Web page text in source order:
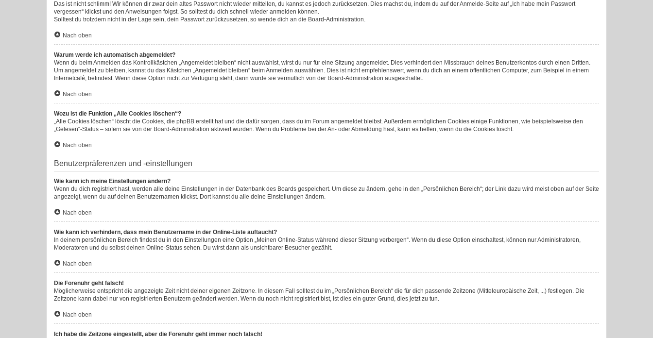
Das ist nicht schlimm! Wir können dir zwar dein altes Passwort nicht wieder mitteilen, du kannst es jedoch zurücksetzen. Dies machst du, indem du auf der Anmelde-Seite auf „Ich habe mein Passwort
vergessen“ klickst und den Anweisungen folgst. So solltest du dich schnell wieder anmelden können.
Solltest du trotzdem nicht in der Lage sein, dein Passwort zurückzusetzen, so wende dich an die Board-Administration.
Nach oben
Warum werde ich automatisch abgemeldet?
Wenn du beim Anmelden das Kontrollkästchen „Angemeldet bleiben“ nicht auswählst, wirst du nur für eine Sitzung angemeldet. Dies verhindert den Missbrauch deines Benutzerkontos durch einen Dritten.
Um angemeldet zu bleiben, kannst du das Kästchen „Angemeldet bleiben“ beim Anmelden auswählen. Dies ist nicht empfehlenswert, wenn du dich an einem öffentlichen Computer, zum Beispiel in einem
Internetcafé, befindest. Wenn diese Option nicht zur Verfügung steht, dann wurde sie vermutlich von der Board-Administration ausgeschaltet.
Nach oben
Wozu ist die Funktion „Alle Cookies löschen“?
„Alle Cookies löschen“ löscht die Cookies, die phpBB erstellt hat und die dafür sorgen, dass du im Forum angemeldet bleibst. Außerdem ermöglichen Cookies einige Funktionen, wie beispielsweise den
„Gelesen“-Status – sofern sie von der Board-Administration aktiviert wurden. Wenn du Probleme bei der An- oder Abmeldung hast, kann es helfen, wenn du die Cookies löscht.
Nach oben
Benutzerpräferenzen und -einstellungen
Wie kann ich meine Einstellungen ändern?
Wenn du dich registriert hast, werden alle deine Einstellungen in der Datenbank des Boards gespeichert. Um diese zu ändern, gehe in den „Persönlichen Bereich“; der Link dazu wird meist oben auf der Seite
angezeigt, wenn du auf deinen Benutzernamen klickst. Dort kannst du alle deine Einstellungen ändern.
Nach oben
Wie kann ich verhindern, dass mein Benutzername in der Online-Liste auftaucht?
In deinem persönlichen Bereich findest du in den Einstellungen eine Option „Meinen Online-Status während dieser Sitzung verbergen“. Wenn du diese Option einschaltest, können nur Administratoren,
Moderatoren und du selbst deinen Online-Status sehen. Du wirst dann als unsichtbarer Besucher gezählt.
Nach oben
Die Forenuhr geht falsch!
Möglicherweise entspricht die angezeigte Zeit nicht deiner eigenen Zeitzone. In diesem Fall solltest du im „Persönlichen Bereich“ die für dich passende Zeitzone (Mitteleuropäische Zeit, ...) festlegen. Die
Zeitzone kann dabei nur von registrierten Benutzern geändert werden. Wenn du noch nicht registriert bist, ist dies ein guter Grund, dies jetzt zu tun.
Nach oben
Ich habe die Zeitzone eingestellt, aber die Forenuhr geht immer noch falsch!